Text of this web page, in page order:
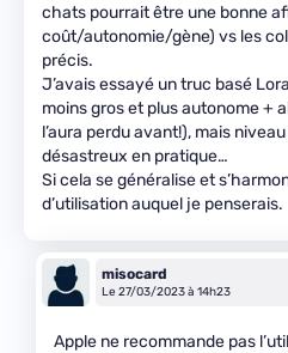
chats pourrait être une bonne
coût/autonomie/gène) vs les
précis.
J’avais essayé un truc basé
moins gros et plus autonome +
l’aura perdu avant!), mais
désastreux en pratique…
Si cela se généralise et
d’utilisation auquel je penserais.
misocard
Le 27/03/2023 à 14h23
Apple ne recommande pas